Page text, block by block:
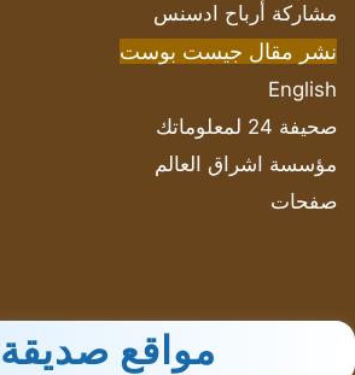
مشاركة أرباح ادسنس
نشر مقال جيست بوست
English
صحيفة 24 لمعلوماتك
مؤسسة اشراق العالم
صفحات
مواقع صديقة